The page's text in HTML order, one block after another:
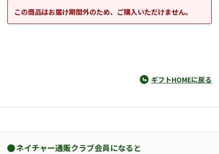
この商品はお届け期間外のため、ご購入いただけません。
ギフトHOMEに戻る
ネイチャー通販クラブ会員になると